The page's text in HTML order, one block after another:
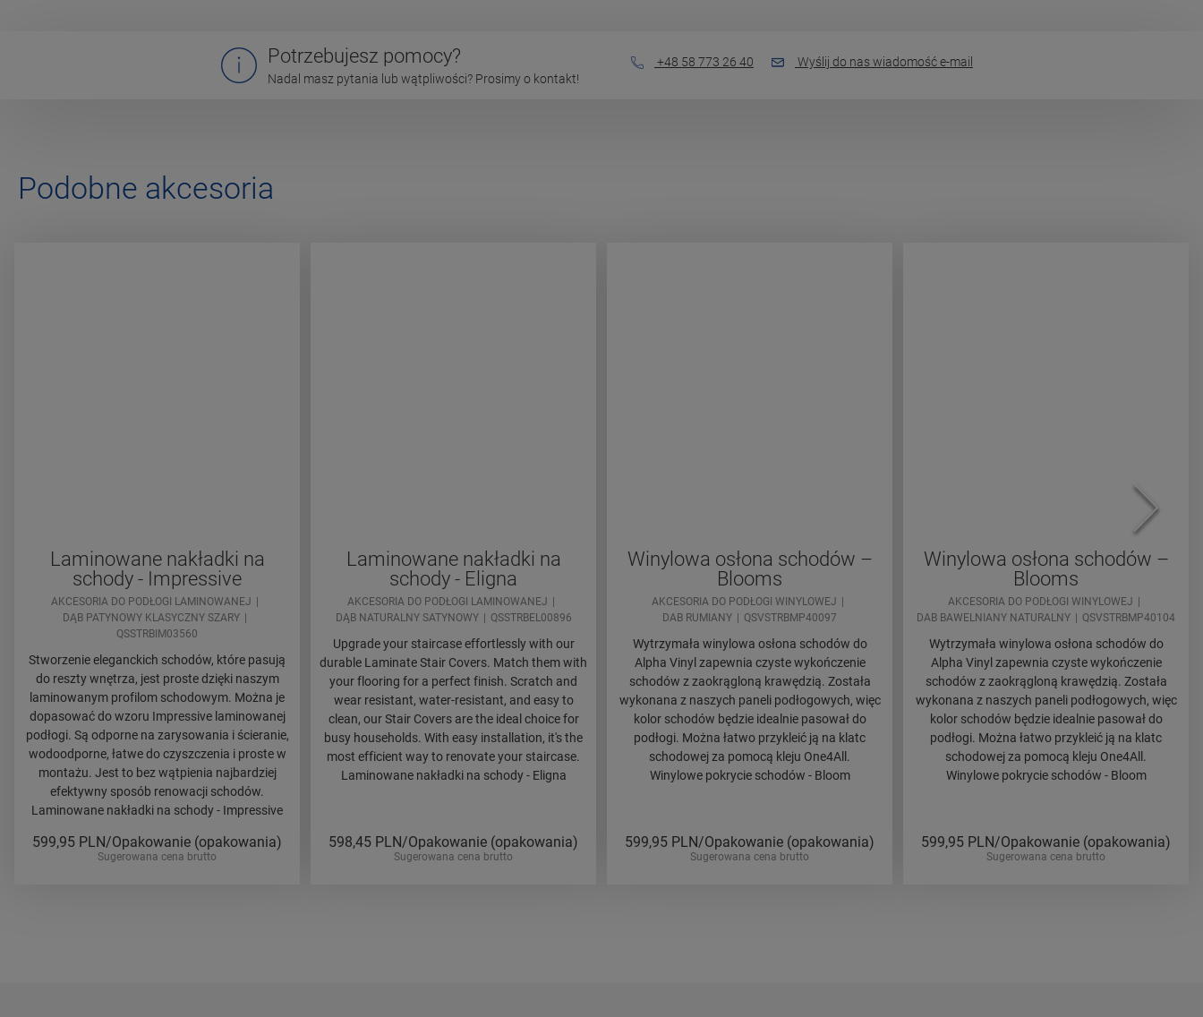
Potrzebujesz pomocy?
Nadal masz pytania lub wątpliwości? Prosimy o kontakt!
+48 58 773 26 40 Wyślij do nas wiadomość e-mail
Podobne akcesoria
Laminowane nakładki na
schody - Impressive
AKCESORIA DO PODŁOGI LAMINOWANEJ
DĄB PATYNOWY KLASYCZNY SZARY
QSSTRBIM03560
Stworzenie eleganckich schodów, które pasują
do reszty wnętrza, jest proste dzięki naszym
laminowanym profilom schodowym. Można je
dopasować do wzoru Impressive laminowanej
podłogi. Są odporne na zarysowania i ścieranie,
wodoodporne, łatwe do czyszczenia i proste w
montażu. Jest to bez wątpienia najbardziej
efektywny sposób renowacji schodów.
Laminowane nakładki na schody - Impressive
599,95 PLN/Opakowanie (opakowania)
Sugerowana cena brutto
Laminowane nakładki na
schody - Eligna
AKCESORIA DO PODŁOGI LAMINOWANEJ
DĄB NATURALNY SATYNOWY
QSSTRBEL00896
Upgrade your staircase effortlessly with our
durable Laminate Stair Covers. Match them with
your flooring for a perfect finish. Scratch and
wear resistant, water-resistant, and easy to
clean, our Stair Covers are the ideal choice for
busy households. With easy installation, it's the
most efficient way to renovate your staircase.
Laminowane nakładki na schody - Eligna
598,45 PLN/Opakowanie (opakowania)
Sugerowana cena brutto
Winylowa osłona schodów –
Blooms
AKCESORIA DO PODŁOGI WINYLOWEJ
DAB RUMIANY
QSVSTRBMP40097
Wytrzymała winylowa osłona schodów do
Alpha Vinyl zapewnia czyste wykończenie
schodów z zaokrągloną krawędzią. Została
wykonana z naszych paneli podłogowych, więc
kolor schodów będzie idealnie pasował do
podłogi. Można łatwo przykleić ją na klatc
schodowej za pomocą kleju One4All.
Winylowe pokrycie schodów - Bloom
599,95 PLN/Opakowanie (opakowania)
Sugerowana cena brutto
Winylowa osłona schodów –
Blooms
AKCESORIA DO PODŁOGI WINYLOWEJ
DAB BAWELNIANY NATURALNY
QSVSTRBMP40104
Wytrzymała winylowa osłona schodów do
Alpha Vinyl zapewnia czyste wykończenie
schodów z zaokrągloną krawędzią. Została
wykonana z naszych paneli podłogowych, więc
kolor schodów będzie idealnie pasował do
podłogi. Można łatwo przykleić ją na klatc
schodowej za pomocą kleju One4All.
Winylowe pokrycie schodów - Bloom
599,95 PLN/Opakowanie (opakowania)
Sugerowana cena brutto